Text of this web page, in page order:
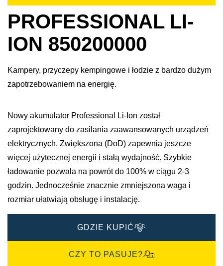
PROFESSIONAL LI-
ION 850200000
Kampery, przyczepy kempingowe i łodzie z bardzo dużym
zapotrzebowaniem na energię.
Nowy akumulator Professional Li-Ion został
zaprojektowany do zasilania zaawansowanych urządzeń
elektrycznych. Zwiększona (DoD) zapewnia jeszcze
więcej użytecznej energii i stałą wydajność. Szybkie
ładowanie pozwala na powrót do 100% w ciągu 2-3
godzin. Jednocześnie znacznie zmniejszona waga i
rozmiar ułatwiają obsługę i instalację. ​
GDZIE KUPIĆ
CZY TO PASUJE?